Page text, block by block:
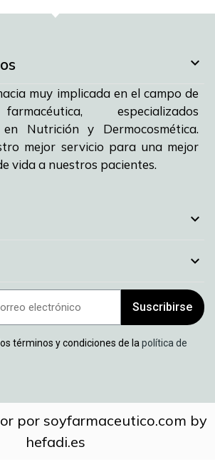

muy implicada en el campo de
especializados
Nutrición y Dermocosmética.
mejor servicio para una mejor
vida a nuestros pacientes.


Suscribirse
términos y condiciones de la política de
por soyfarmaceutico.com by
hefadi.es